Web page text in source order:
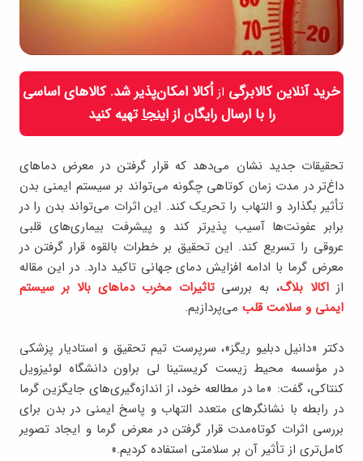
خرید آنلاین کالابرگی از اُکالا امکان‌پذیر شد. کالاهای اساسی
را با ارسال رایگان ازاینجاتهیه کنید
تحقیقات جدید نشان می‌دهد که قرار گرفتن در معرض دماهای
داغ‌تر در مدت زمان کوتاهی چگونه می‌تواند بر سیستم ایمنی بدن
تأثیر بگذارد و التهاب را تحریک کند. این اثرات می‌تواند بدن را در
برابر عفونت‌ها آسیب پذیرتر کند و پیشرفت بیماری‌های قلبی
عروقی را تسریع کند. این تحقیق بر خطرات بالقوه قرار گرفتن در
معرض گرما با ادامه افزایش دمای جهانی تاکید دارد. در این مقاله
از اکالا بلاگ، به بررسیتاثیرات مخرب دماهای بالا بر سیستم
ایمنی و سلامت قلب می‌پردازیم.
دکتر «دانیل دبلیو ریگز»، سرپرست تیم تحقیق و استادیار پزشکی
در مؤسسه محیط زیست کریستینا لی براون دانشگاه لوئیزویل
کنتاکی، گفت: «ما در مطالعه خود، از اندازه‌گیری‌های جایگزین گرما
در رابطه با نشانگرهای متعدد التهاب و پاسخ ایمنی در بدن برای
بررسی اثرات کوتاه‌مدت قرار گرفتن در معرض گرما و ایجاد تصویر
کامل‌تری از تأثیر آن بر سلامتی استفاده کردیم.»